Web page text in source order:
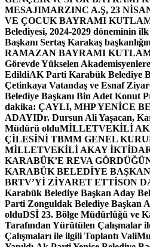
MESAJIMARZINC A.Ş, 23
VE ÇOCUK BAYRAMI
Belediyesi, 2024-2029 döneminin ilk
Başkanı Sertaş Karakaş
RAMAZAN BAYRAMI
Görevde Yükselen
EdildiAK Parti Karabük Belediye
Çetinkaya Vatandaş ve Esnaf
Belediye Başkanı Bin Adet Konut
dakika: ÇAYLI, MHP YENİCE
ADAYIDr. Dursun Ali Yaşacan,
Müdürü olduMİLLETVEKİLİ
ÇİLESİNİ TBMM GENEL
MİLLETVEKİLİ AKAY
KARABÜK’E REVA
KARABÜK BELEDİYE
BRTV’Yİ ZİYARET ETTİSON
Karabük Belediye Başkan Aday
Parti Zonguldak Belediye Başkan
olduDSİ 23. Bölge Müdürlüğü ve
Tarafından Yürütülen Çalışmalar
Çalışmaları ile ilgili Toplantı